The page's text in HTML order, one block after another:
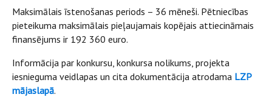
Maksimālais īstenošanas periods – 36 mēneši. Pētniecības
pieteikuma maksimālais pieļaujamais kopējais attiecināmais
finansējums ir 192 360 euro.
Informācija par konkursu, konkursa nolikums, projekta
iesnieguma veidlapas un cita dokumentācija atrodama LZP
mājaslapā.